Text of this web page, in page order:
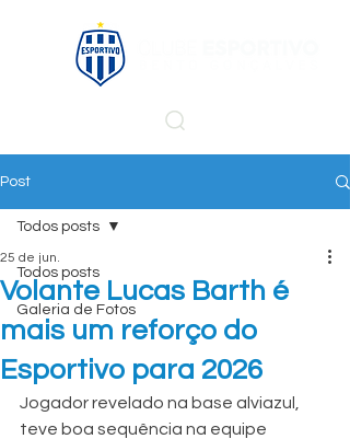
Post
Todos posts
Galeria de Fotos
Todos posts
Volante Lucas Barth é
mais um reforço do
Esportivo para 2026
25 de jun.
Jogador revelado na base alviazul,
teve boa sequência na equipe